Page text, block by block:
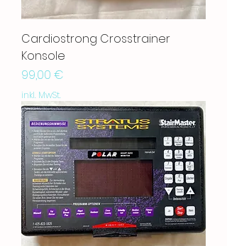
Cardiostrong Crosstrainer
Konsole
Preis
99,00 €
inkl. MwSt.